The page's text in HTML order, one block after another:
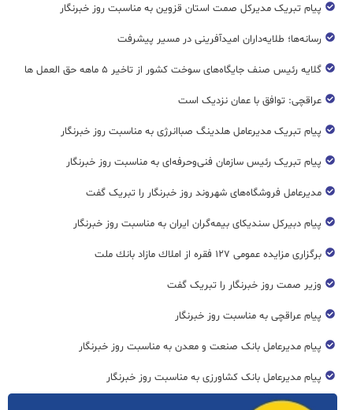
پیام تبریک مدیرکل صمت استان قزوین به مناسبت روز خبرنگار
رسانه‌ها؛ طلایه‌داران امیدآفرینی در مسیر پیشرفت
گلایه رئیس صنف جایگاه‌های سوخت کشور از تاخیر ۵ ماهه حق العمل ها
عراقچی: توافق با عمان نزدیک است
پیام تبریک مدیرعامل هلدینگ صباانرژی به مناسبت روز خبرنگار
پیام تبریک رئیس سازمان فنی‌و‌حرفه‌ای به مناسبت روز خبرنگار
مدیرعامل فروشگاه‌های شهروند روز خبرنگار را تبریک گفت
پیام دبیرکل سندیکای بیمه‌گران ایران به مناسبت روز خبرنگار
برگزاری مزایده عمومی ۱۲۷ فقره از املاك مازاد بانك ملت
وزیر صمت روز خبرنگار را تبریک گفت
پیام عراقچی به مناسبت روز خبرنگار
پیام مدیرعامل بانک صنعت و معدن به مناسبت روز خبرنگار
پیام مدیرعامل بانک کشاورزی به مناسبت روز خبرنگار